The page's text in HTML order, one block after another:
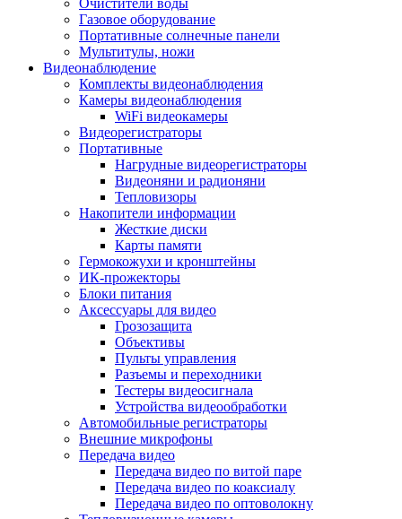
Очистители воды
Газовое оборудование
Портативные солнечные панели
Мультитулы, ножи
Видеонаблюдение
Комплекты видеонаблюдения
Камеры видеонаблюдения
WiFi видеокамеры
Видеорегистраторы
Портативные
Нагрудные видеорегистраторы
Видеоняни и радионяни
Тепловизоры
Накопители информации
Жесткие диски
Карты памяти
Гермокожухи и кронштейны
ИК-прожекторы
Блоки питания
Аксессуары для видео
Грозозащита
Объективы
Пульты управления
Разъемы и переходники
Тестеры видеосигнала
Устройства видеообработки
Автомобильные регистраторы
Внешние микрофоны
Передача видео
Передача видео по витой паре
Передача видео по коаксиалу
Передача видео по оптоволокну